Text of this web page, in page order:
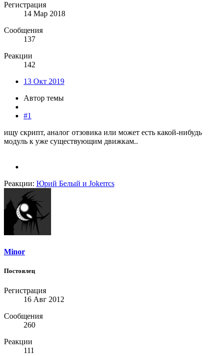
Регистрация
14 Мар 2018
Сообщения
137
Реакции
142
13 Окт 2019
Автор темы
#1
ищу скрипт, аналог отзовика или может есть какой-нибудь
модуль к уже существующим движкам..
Реакции: Юрий Белый и Jokerrcs
Minor
Постоялец
Регистрация
16 Авг 2012
Сообщения
260
Реакции
111